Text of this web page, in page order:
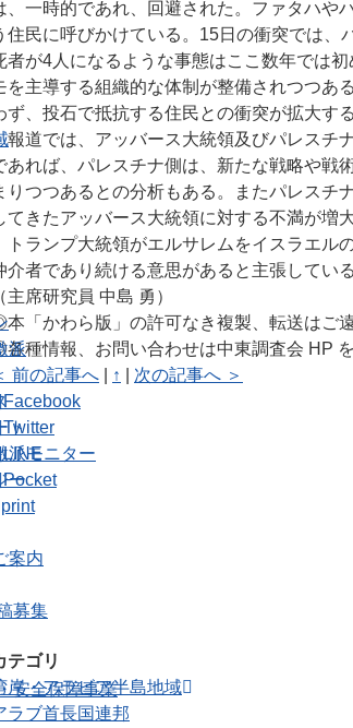
派
ト
派モニター
ー
案内
募集
安全保障事業
、一時的であれ、回避された。ファタハや
住民に呼びかけている。15日の衝突では
者が4人になるような事態はここ数年では
を主導する組織的な体制が整備されつつあ
ず、投石で抵抗する住民との衝突が拡大す
道では、アッバース大統領及びパレスチ
あれば、パレスチナ側は、新たな戦略や戦
りつつあるとの分析もある。またパレスチ
てきたアッバース大統領に対する不満が増
トランプ大統領がエルサレムをイスラエル
介者であり続ける意思があると主張してい
（主席研究員 中島 勇）
「かわら版」の許可なき複製、転送はご
種情報、お問い合わせは中東調査会 HP
前の記事へ
↑
次の記事へ ＞
Facebook
Twitter
LINE
Pocket
print
テゴリ
岸・アラビア半島地域
ラブ首長国連邦